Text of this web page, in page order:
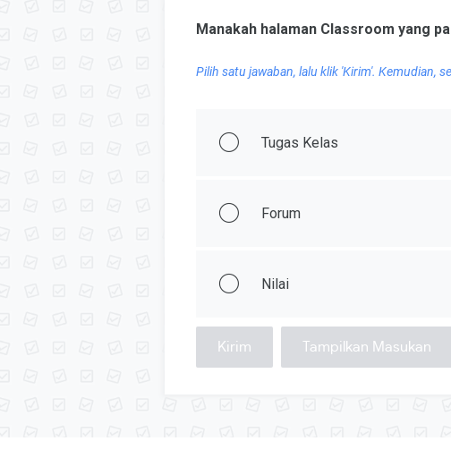
Manakah halaman Classroom yang
Pilih satu jawaban, lalu klik 'Kirim'. Kemudian,
Tugas Kelas
Forum
Nilai
Kirim Tampilkan Masukan